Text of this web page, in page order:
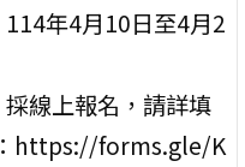
114年4月10日至4月2
線上報名，請詳填
https://forms.gle/K